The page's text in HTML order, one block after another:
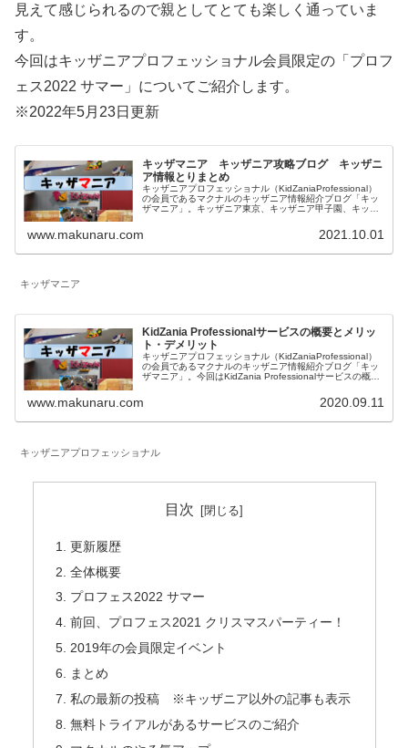
見えて感じられるので親としてとても楽しく通っていま
す。
今回はキッザニアプロフェッショナル会員限定の「プロフ
ェス2022 サマー」についてご紹介します。
※2022年5月23日更新
キッザマニア キッザニア攻略ブログ キッザニ
ア情報とりまとめ
キッザニアプロフェッショナル（KidZaniaProfessional）
の会員であるマクナルのキッザニア情報紹介ブログ「キッ
ザマニア」。キッザニア東京、キッザニア甲子園、キッザ
も記載したお仕事体験記、料金等に関係する予約方法、お
得な情報等を記載しています。
www.makunaru.com 2021.10.01
キッザマニア
KidZania Professionalサービスの概要とメリッ
ト・デメリット
キッザニアプロフェッショナル（KidZaniaProfessional）
の会員であるマクナルのキッザニア情報紹介ブログ「キッ
ザマニア」。今回はKidZania Professionalサービスの概要
www.makunaru.com 2020.09.11
キッザニアプロフェッショナル
目次
更新履歴
全体概要
プロフェス2022 サマー
前回、プロフェス2021 クリスマスパーティー！
2019年の会員限定イベント
まとめ
私の最新の投稿 ※キッザニア以外の記事も表示
無料トライアルがあるサービスのご紹介